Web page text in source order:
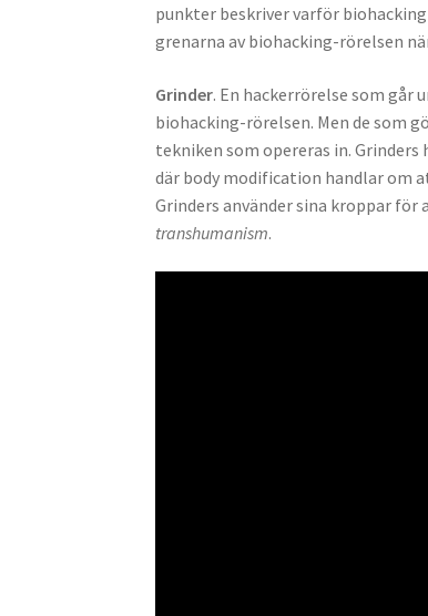
punkter beskriver varför
grenarna av biohacking-rörelsen
Grinder. En hackerrörelse som går
biohacking-rörelsen. Men de som
tekniken som opereras in.
där body modification handlar om
Grinders använder sina kroppar
transhumanism.